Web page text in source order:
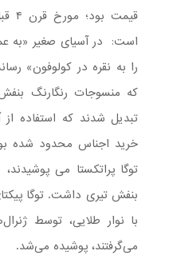
است: در آسیای صغیر «به
را به نقره در کولوفون»
که منسوجات رنگارنگ
تبدیل شدند که استفاده
خرید اجناس محدود شده
توگا پراتکستا می
بنفش تیری داشت. توگا
با نوار طلایی، توسط
می‌گرفتند، پوشیده می‌شد.